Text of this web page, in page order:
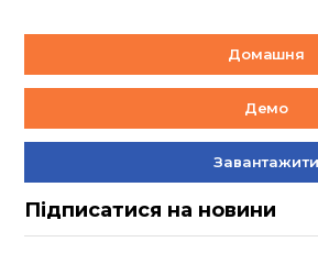
Домашня
Демо
Завантажити
Підписатися на новини